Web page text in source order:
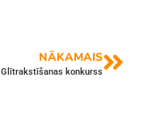
NĀKAMAIS
Glītrakstīšanas konkurss